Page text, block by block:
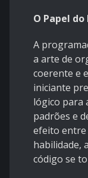
O Papel
A
a arte de
coerente e
iniciante
lógico para
padrões e
efeito entre
habilidade,
código se